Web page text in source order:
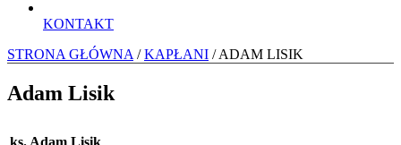
KONTAKT
STRONA GŁÓWNA /KAPŁANI / ADAM LISIK
Adam Lisik
ks. Adam Lisik